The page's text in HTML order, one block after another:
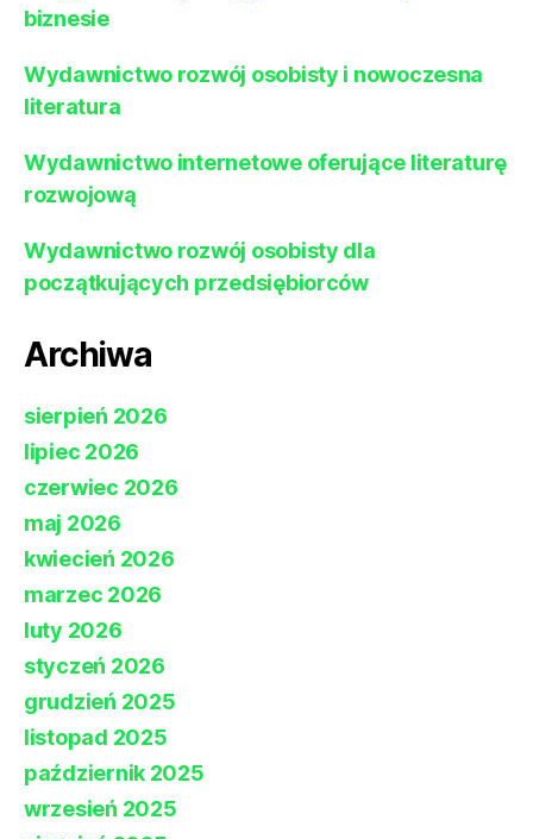
biznesie
Wydawnictwo rozwój osobisty i nowoczesna
literatura
Wydawnictwo internetowe oferujące literaturę
rozwojową
Wydawnictwo rozwój osobisty dla
początkujących przedsiębiorców
Archiwa
sierpień 2026
lipiec 2026
czerwiec 2026
maj 2026
kwiecień 2026
marzec 2026
luty 2026
styczeń 2026
grudzień 2025
listopad 2025
październik 2025
wrzesień 2025